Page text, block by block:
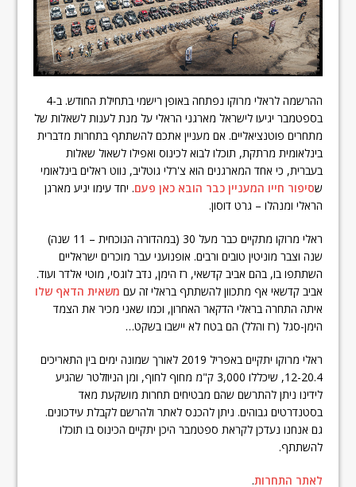
ההרשמה לראלי מרוקו נפתחה באופן רישמי בתחילת החודש. ב-4
בספטמבר יגיעו לישראל מארגני הראלי על מנת לענות לשאלות של
מתחרים פוטנציאליים. אם מעניין אתכם להשתתף בתחרות מדברית
בינלאומית מרתקת, תוכלו לבוא לכינוס ואפילו לשאול שאלות
בעברית, כי אחד המארגנים הוא צ'רלי גוטליב, נווט ראלים בינלאומי
שסיפור חייו המעניין כבר הובא כאן פעם. יחד עימו יגיע מארגן
הראלי ומנהלו – גרט דוסון.
ראלי מרוקו מתקיים כבר מעל 30 (במהדורה הנוכחית – 11 שנה)
שנה וצבר מוניטין טובים ורבים. אופנועני עבר מוכרים ישראליים
השתתפו בו, בהם אביב קדשאי, רז הימן, נדב לוגסי, מוטי אלדר ועוד.
אביב קדשאי אף מתכוון להשתתף בראלי זה עם משאית הדאף שלו
איתה התחרה בראלי הדקאר האחרון, וכמו שאני מכיר את הצמד
הימן-סגל (רז והלל) הם בטח לא יישבו בשקט…
ראלי מרוקו יתקיים באפריל 2019 לאורך שמונה ימים בין התאריכים
12-20.4, שיכללו 3,000 ק"מ מחוף לחוף, ומן הניוזלטר שהגיע
לידינו ניתן להתרשם שהם מבטיחים תחרות מושקעת מאד
בסטנדרטים גבוהים. ניתן להכנס לאתר ולהרשם לקבלת עידכונים.
גם אנחנו נעדכן לקראת ספטמבר היכן יתקיים הכינוס בו תוכלו
להשתתף.
לאתר התחרות.